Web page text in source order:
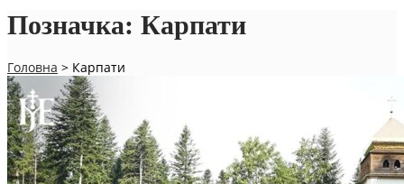
Позначка: Карпати
Головна > Карпати